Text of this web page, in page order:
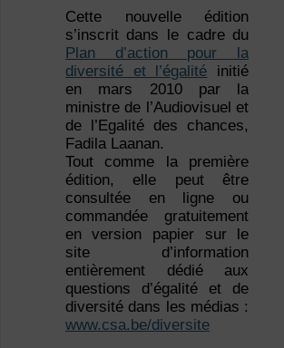
Cette nouvelle édition
s’inscrit dans le cadre du
Plan d’action pour la
diversité et l’égalité initié
en mars 2010 par la
ministre de l’Audiovisuel et
de l’Egalité des chances,
Fadila Laanan.
Tout comme la première
édition, elle peut être
consultée en ligne ou
commandée gratuitement
en version papier sur le
site d’information
entièrement dédié aux
questions d’égalité et de
diversité dans les médias :
www.csa.be/diversite